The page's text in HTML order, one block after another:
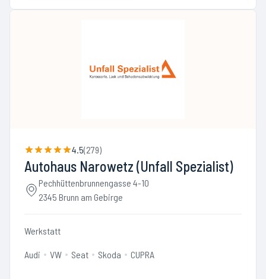
4.5(279)
Autohaus Narowetz (Unfall Spezialist)
Pechhüttenbrunnengasse 4-10
2345 Brunn am Gebirge
Werkstatt
Audi VW Seat Skoda CUPRA